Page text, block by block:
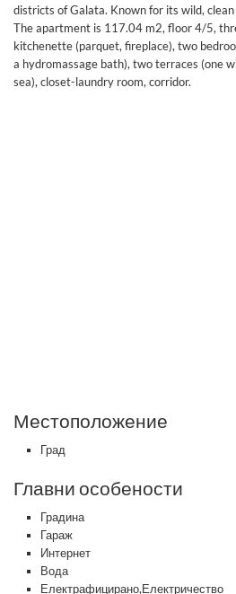
districts of Galata. Known for its wild, clean
The apartment is 117.04 m2, floor 4/5,
kitchenette (parquet, fireplace), two
a hydromassage bath), two terraces (one
sea), closet-laundry room, corridor.
Местоположение
Град
Главни особености
Градина
Гараж
Интернет
Вода
Електрафицирано,Електричество